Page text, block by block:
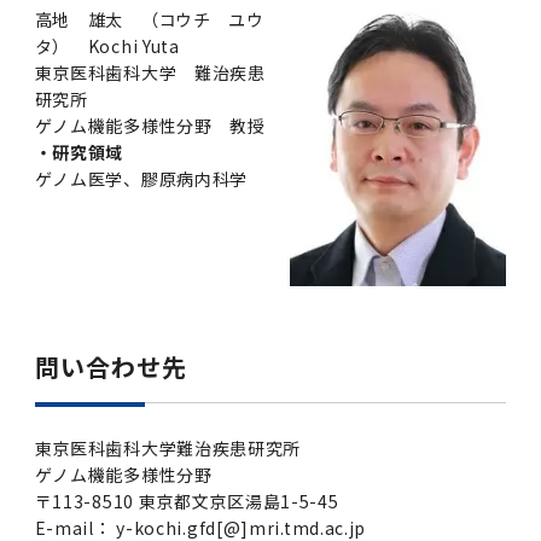
高地 雄太 （コウチ ユウ
タ） Kochi Yuta
東京医科歯科大学 難治疾患
研究所
ゲノム機能多様性分野 教授
・研究領域
ゲノム医学、膠原病内科学
問い合わせ先
東京医科歯科大学難治疾患研究所
ゲノム機能多様性分野
〒113-8510 東京都文京区湯島1-5-45
E-mail： y-kochi.gfd[@]mri.tmd.ac.jp